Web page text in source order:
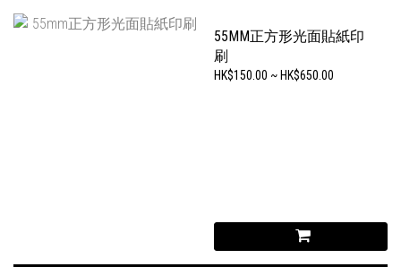
55MM正方形光面貼紙印
刷
HK$150.00 ~ HK$650.00